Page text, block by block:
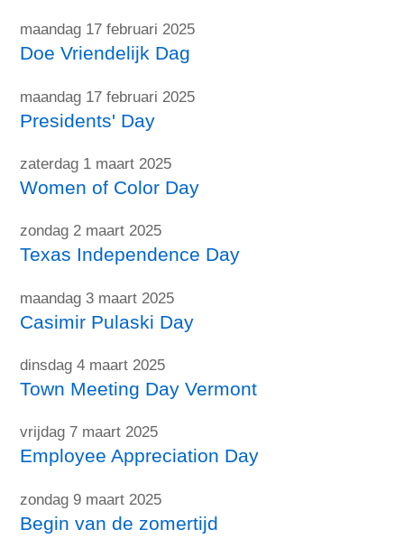
maandag 17 februari 2025
Doe Vriendelijk Dag
maandag 17 februari 2025
Presidents' Day
zaterdag 1 maart 2025
Women of Color Day
zondag 2 maart 2025
Texas Independence Day
maandag 3 maart 2025
Casimir Pulaski Day
dinsdag 4 maart 2025
Town Meeting Day Vermont
vrijdag 7 maart 2025
Employee Appreciation Day
zondag 9 maart 2025
Begin van de zomertijd